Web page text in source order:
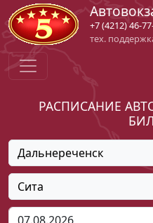
+7 (4212) 46-
тех.
РАСПИСАНИЕ
Дальнереченск
Сита